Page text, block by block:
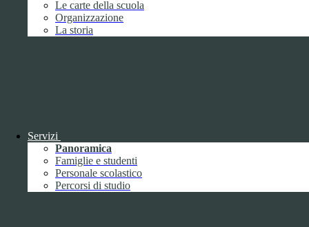
Le carte della scuola
Organizzazione
La storia
Servizi
Panoramica
Famiglie e studenti
Personale scolastico
Percorsi di studio
Febbraio2
Marzo8
Aprile